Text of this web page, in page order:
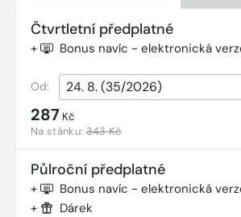
Čtvrtletní předplatné
+ Bonus navíc - elektronická
Od:
287 Kč
Na stánku:343 Kč
Půlroční předplatné
+ Bonus navíc - elektronická
+ Dárek